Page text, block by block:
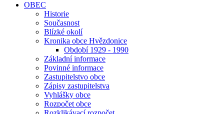
OBEC
Historie
Současnost
Blízké okolí
Kronika obce Hvězdonice
Období 1929 - 1990
Základní informace
Povinné informace
Zastupitelstvo obce
Zápisy zastupitelstva
Vyhlášky obce
Rozpočet obce